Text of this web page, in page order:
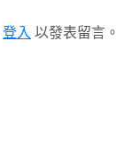
登入 以發表留言。